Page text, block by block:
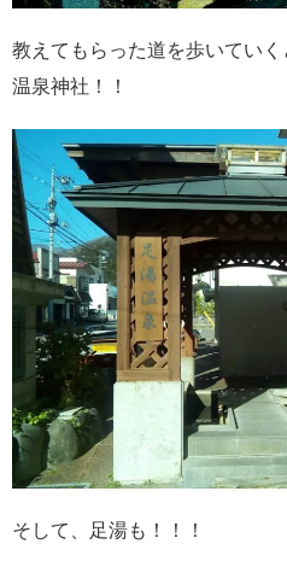
教えてもらった道を歩いていく
温泉神社！！
そして、足湯も！！！